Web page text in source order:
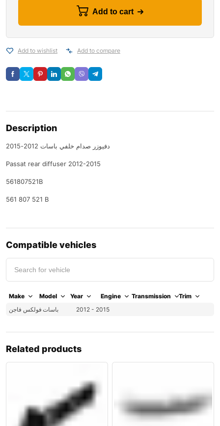
Add to cart
Add to wishlist Add to compare
Description
دفيوزر صدام خلفي باسات 2012-2015
Passat rear diffuser 2012-2015
561807521B
561 807 521 B
Compatible vehicles
Make Model Year Engine Transmission
Trim
فولكس فاجن باسات 2012 - 2015
Related products